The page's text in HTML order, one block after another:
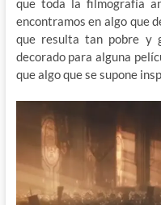
encontramos en algo que
que resulta tan pobre y
decorado para alguna
que algo que se supone